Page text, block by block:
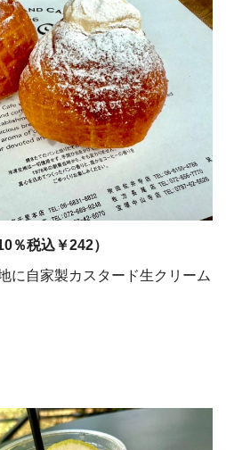
％税込￥242）
に自家製カスタード生クリーム